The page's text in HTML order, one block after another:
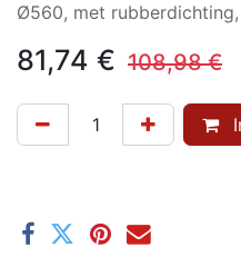
Ø560, met
81,74 € 108,98€